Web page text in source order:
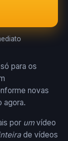
para os
novas
agora.
por umvídeo
de vídeos